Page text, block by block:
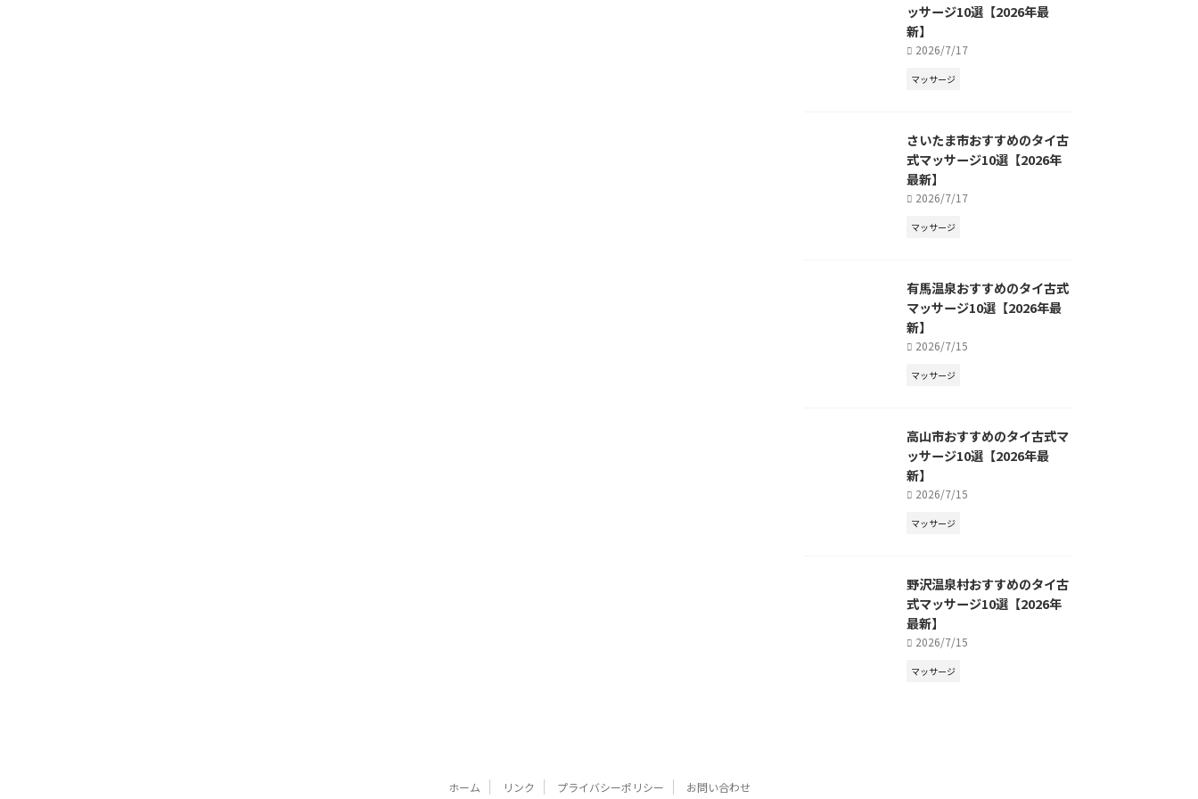
ッサージ10選【2026年最
新】
2026/7/17
マッサージ
さいたま市おすすめのタイ古
式マッサージ10選【2026年
最新】
2026/7/17
マッサージ
有馬温泉おすすめのタイ古式
マッサージ10選【2026年最
新】
2026/7/15
マッサージ
高山市おすすめのタイ古式マ
ッサージ10選【2026年最
新】
2026/7/15
マッサージ
野沢温泉村おすすめのタイ古
式マッサージ10選【2026年
最新】
2026/7/15
マッサージ
ホーム リンク プライバシーポリシー お問い合わせ